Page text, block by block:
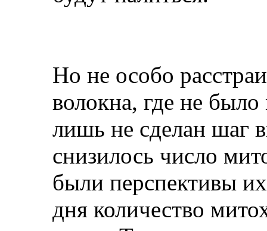
Но не особо
волокна, где не
лишь не сделан шаг
снизилось число
были перспективы
дня количество